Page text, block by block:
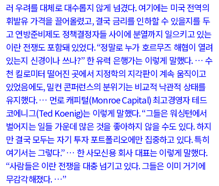
러 우려를 대체로 대수롭지 않게 넘겼다.여기에는 미국 전역의
휘발유 가격을 끌어올렸고,결국 금리를 인하할 수 있을지를 두
고 연방준비제도 정책결정자들 사이에 분열까지 일으키고 있는
이란 전쟁도 포함돼 있었다. “정말로 누가 호르무즈 해협이 열려
있는지 신경이나 쓰나?” 한 유력 은행가는 이렇게 말했다. … 수
천 킬로미터 떨어진 곳에서 지정학의 지각판이 계속 움직이고
있었음에도,밀컨 콘퍼런스의 분위기는 비교적 낙관적 상태를
유지했다.… 먼로 캐피털(Monroe Capital)최고경영자 테드
코에니그(Ted Koenig)는 이렇게 말했다. “그들은 워싱턴에서
벌어지는 일들 가운데 많은 것을 좋아하지 않을 수도 있다.하지
만 결국 모두는 자기 투자 포트폴리오에만 집중하고 있다.특히
여기서는 그렇다.” … 한 사모신용 회사 대표는 이렇게 말했다.
“사람들은 이란 전쟁을 대충 넘기고 있다.그들은 이미 거기에
무감각해졌다. …”